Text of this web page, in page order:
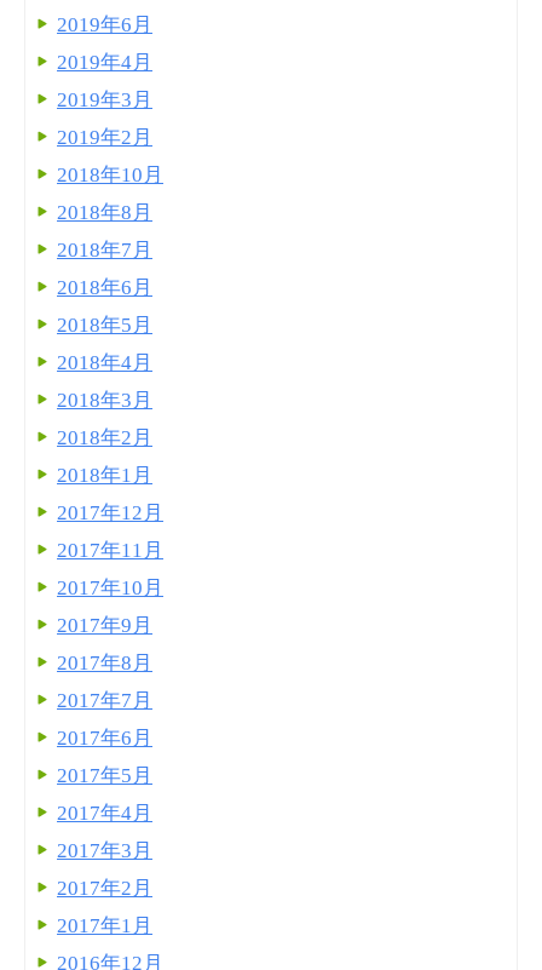
2019年6月
2019年4月
2019年3月
2019年2月
2018年10月
2018年8月
2018年7月
2018年6月
2018年5月
2018年4月
2018年3月
2018年2月
2018年1月
2017年12月
2017年11月
2017年10月
2017年9月
2017年8月
2017年7月
2017年6月
2017年5月
2017年4月
2017年3月
2017年2月
2017年1月
2016年12月